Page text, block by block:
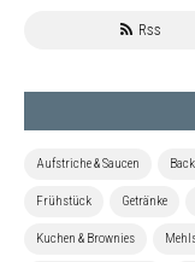
Aufstriche & Saucen
Frühstück Getränke
Kuchen & Brownies